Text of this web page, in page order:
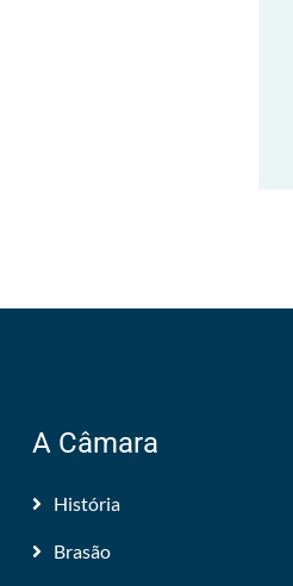
A Câmara
História
Brasão